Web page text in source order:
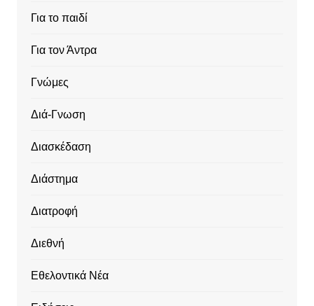
Για το παιδί
Για τον Άντρα
Γνώμες
Διά-Γνωση
Διασκέδαση
Διάστημα
Διατροφή
Διεθνή
Εθελοντικά Νέα